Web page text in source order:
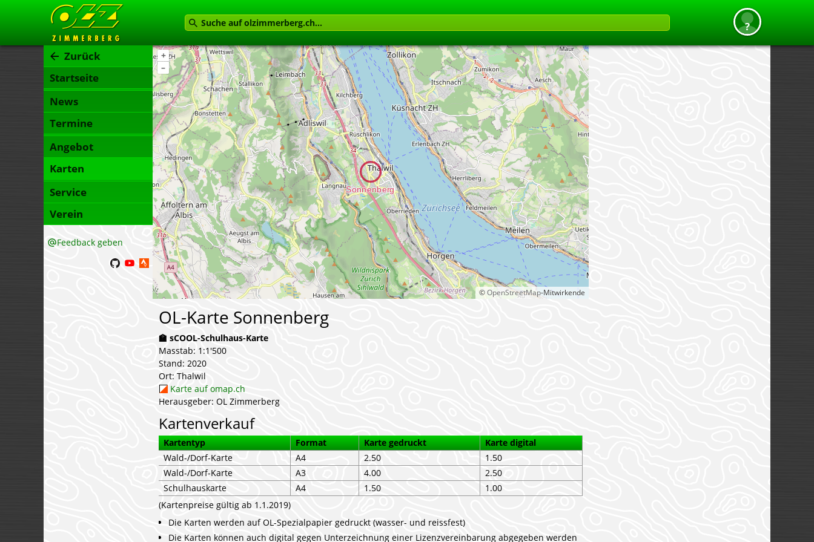
Zurück
Startseite
News
Termine
Angebot
Karten
Service
Verein
Feedback geben
+
–
©OpenStreetMap-Mitwirkende
OL-Karte Sonnenberg
🏫 sCOOL-Schulhaus-Karte
Masstab: 1:1'500
Stand: 2020
Ort: Thalwil
Karte auf omap.ch
Herausgeber: OL Zimmerberg
Kartenverkauf
Kartentyp Format Karte gedruckt
Karte digital
Wald-/Dorf-Karte
A4 2.50
1.50
Wald-/Dorf-Karte
A3 4.00
2.50
Schulhauskarte
A4 1.50
1.00
(Kartenpreise gültig ab 1.1.2019)
Die Karten werden auf OL-Spezialpapier gedruckt (wasser- und reissfest)
Die Karten können auch digital gegen Unterzeichnung einer Lizenzvereinbarung abgegeben werden